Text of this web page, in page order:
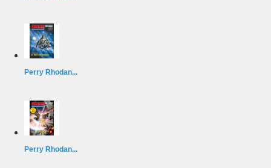
Perry Rhodan...
Perry Rhodan...